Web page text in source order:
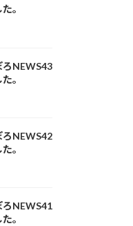
。
ろNEWS43
。
ろNEWS42
。
ろNEWS41
。